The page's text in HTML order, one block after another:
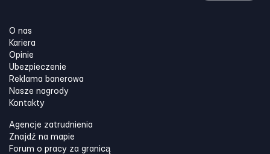
O nas
Kariera
Opinie
Ubezpieczenie
Reklama banerowa
Nasze nagrody
Kontakty
Agencje zatrudnienia
Znajdź na mapie
Forum o pracy za granicą